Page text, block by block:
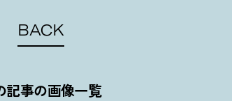
BACK
記事の画像一覧